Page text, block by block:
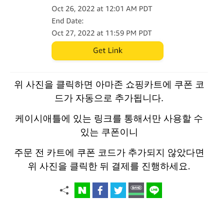
위 사진을 클릭하면 아마존 쇼핑카트에 쿠폰 코
드가 자동으로 추가됩니다.
케이시애틀에 있는 링크를 통해서만 사용할 수
있는 쿠폰이니
주문 전 카트에 쿠폰 코드가 추가되지 않았다면
위 사진을 클릭한 뒤 결제를 진행하세요.